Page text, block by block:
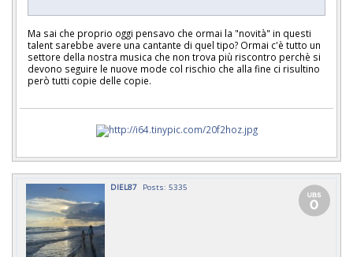
Ma sai che proprio oggi pensavo che ormai la "novità" in questi
talent sarebbe avere una cantante di quel tipo? Ormai c'è tutto un
settore della nostra musica che non trova più riscontro perchè si
devono seguire le nuove mode col rischio che alla fine ci risultino
però tutti copie delle copie.
DIEL87 Posts: 5335